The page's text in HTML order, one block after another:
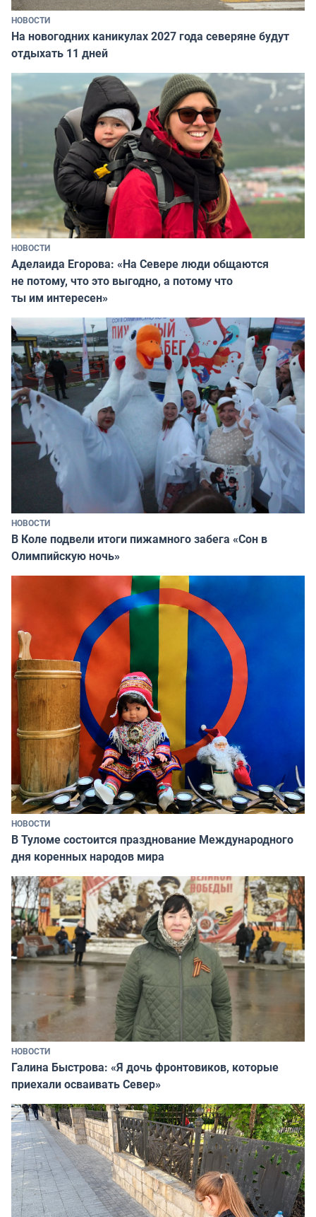
НОВОСТИ
На новогодних каникулах 2027 года северяне будут
отдыхать 11 дней
НОВОСТИ
Аделаида Егорова: «На Севере люди общаются
не потому, что это выгодно, а потому что
ты им интересен»
НОВОСТИ
В Коле подвели итоги пижамного забега «Сон в
Олимпийскую ночь»
НОВОСТИ
В Туломе состоится празднование Международного
дня коренных народов мира
НОВОСТИ
Галина Быстрова: «Я дочь фронтовиков, которые
приехали осваивать Север»